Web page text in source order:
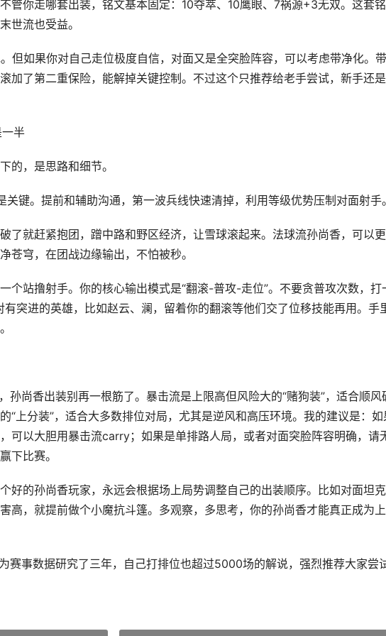
管你走哪套出装，铭文基本固定：10夺萃、10鹰眼、7祸源+3无双。这套
世流也受益。
但如果你对自己走位极度自信，对面又是全突脸阵容，可以考虑带净化。带
加了第二重保险，能解掉关键控制。不过这个只推荐给老手尝试，新手还
半
的，是思路和细节。
键。提前和辅助沟通，第一波兵线快速清掉，利用等级优势压制对面射手。
了就赶紧抱团，蹭中路和野区经济，让雪球滚起来。法球流孙尚香，可以
苍穹，在团战边缘输出，不怕被秒。
个站撸射手。你的核心输出模式是“翻滚-普攻-走位”。不要贪普攻次数，打
突进的英雄，比如赵云、澜，留着你的翻滚等他们交了位移技能再用。手
孙尚香出装别再一根筋了。暴击流是上限高但风险大的“赌狗装”，适合顺风
“上分装”，适合大多数排位对局，尤其是逆风和高压环境。我的建议是：如
可以大胆用暴击流carry；如果是单排路人局，或者对面突脸阵容明确，请
下比赛。
好的孙尚香玩家，永远会根据场上局势调整自己的出装顺序。比如对面坦克
高，就提前做个小魔抗斗篷。多观察，多思考，你的孙尚香才能真正成为
赛事数据研究了三年，自己打排位也超过5000场的解说，强烈推荐大家尝